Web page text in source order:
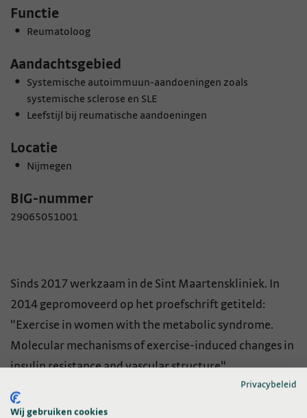
Functie
Reumatoloog
Aandachtsgebied
Systemische autoimmuun-aandoeningen zoals
systemische sclerose en SLE
Leefstijl bij reumatische aandoeningen
Locatie
Nijmegen
BIG-nummer
29065051001
Sinds 2017 werkzaam in de Sint Maartenskliniek. In
2014 gepromoveerd op het proefschrift getiteld:
"Exercise in women with the metabolic syndrome.
Molecular mechanisms of exercise-induced changes in
insulin resistance and vascular structure".
Nevenfuncties
Privacybeleid
Wij gebruiken cookies